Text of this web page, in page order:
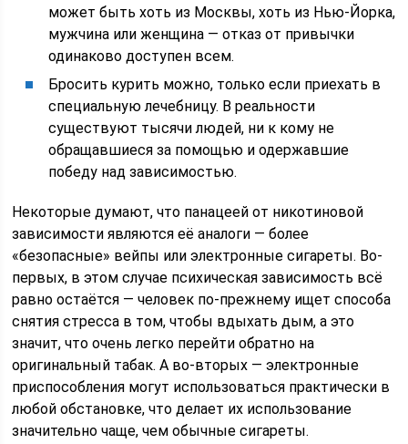
может быть хоть из Москвы, хоть из Нью-Йорка,
мужчина или женщина — отказ от привычки
одинаково доступен всем.
Бросить курить можно, только если приехать в
специальную лечебницу. В реальности
существуют тысячи людей, ни к кому не
обращавшиеся за помощью и одержавшие
победу над зависимостью.
Некоторые думают, что панацеей от никотиновой
зависимости являются её аналоги — более
«безопасные» вейпы или электронные сигареты. Во-
первых, в этом случае психическая зависимость всё
равно остаётся — человек по-прежнему ищет способа
снятия стресса в том, чтобы вдыхать дым, а это
значит, что очень легко перейти обратно на
оригинальный табак. А во-вторых — электронные
приспособления могут использоваться практически в
любой обстановке, что делает их использование
значительно чаще, чем обычные сигареты.